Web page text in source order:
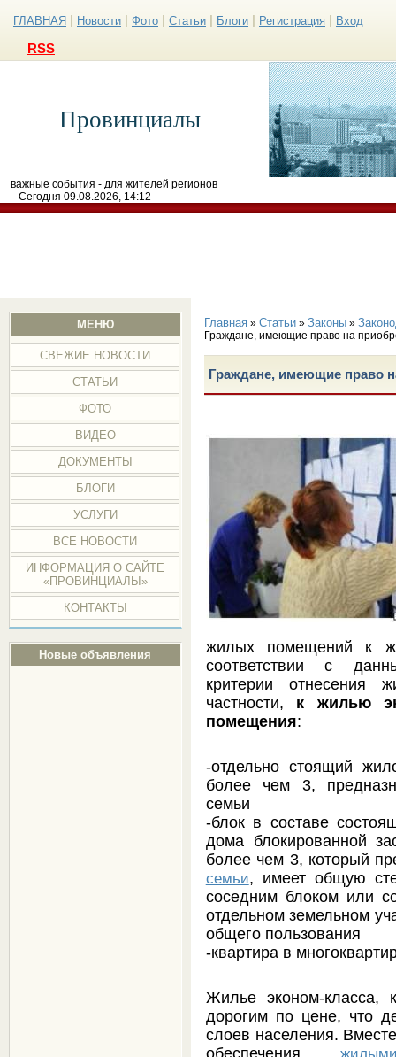
ГЛАВНАЯ Новости Фото Статьи Блоги Регистрация Вход
RSS
Провинциалы
важные события - для жителей регионов
Сегодня 09.08.2026, 14:12
МЕНЮ
СВЕЖИЕ НОВОСТИ
СТАТЬИ
ФОТО
ВИДЕО
ДОКУМЕНТЫ
БЛОГИ
УСЛУГИ
ВСЕ НОВОСТИ
ИНФОРМАЦИЯ О САЙТЕ
«ПРОВИНЦИАЛЫ»
КОНТАКТЫ
Новые объявления
Главная» Статьи» Законы»
Граждане, имеющие право на
Граждане, имеющие право
жилых помещений к
соответствии с
критерии
частности, к жилью
помещения:
-отдельно стоящий
более чем 3,
семьи
-блок в составе
дома блокированной
более чем 3, который
семьи, имеет общую
соседним блоком или
отдельном земельном
общего пользования
-квартира в
Жилье эконом-класса,
дорогим по цене, что
слоев населения.
обеспечения